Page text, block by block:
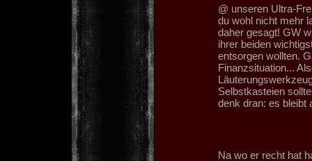
@ unseren Ultra-
du wohl nicht mehr
daher gesagt! GW
ihrer beiden
entsorgen wollten.
Finanzsituation...
Selbstkasteien
denk dran: es bleibt
Na wo er recht hat